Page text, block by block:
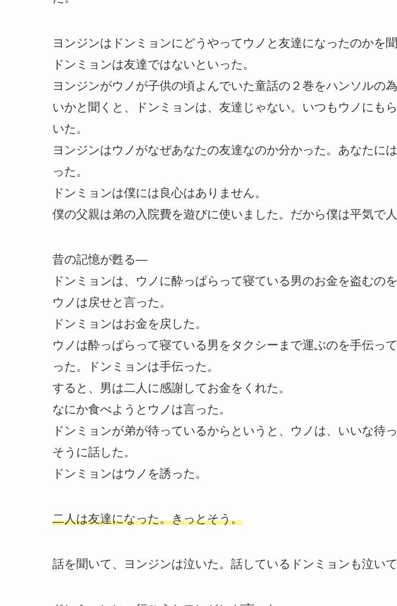
ヨンジンはドンミョンにどうやってウノと友達になったのかを聞
ドンミョンは友達ではないといった。
ヨンジンがウノが子供の頃よんでいた童話の２巻をハンソルの
いかと聞くと、ドンミョンは、友達じゃない。いつもウノにも
いた。
ヨンジンはウノがなぜあなたの友達なのか分かった。あなたに
った。
ドンミョンは僕には良心はありません。
僕の父親は弟の入院費を遊びに使いました。だから僕は平気で人
昔の記憶が甦る―
ドンミョンは、ウノに酔っぱらって寝ている男のお金を盗むのを
ウノは戻せと言った。
ドンミョンはお金を戻した。
ウノは酔っぱらって寝ている男をタクシーまで運ぶのを手伝っ
った。ドンミョンは手伝った。
すると、男は二人に感謝してお金をくれた。
なにか食べようとウノは言った。
ドンミョンが弟が待っているからというと、ウノは、いいな待
そうに話した。
ドンミョンはウノを誘った。
二人は友達になった。きっとそう。
話を聞いて、ヨンジンは泣いた。話しているドンミョンも泣いて